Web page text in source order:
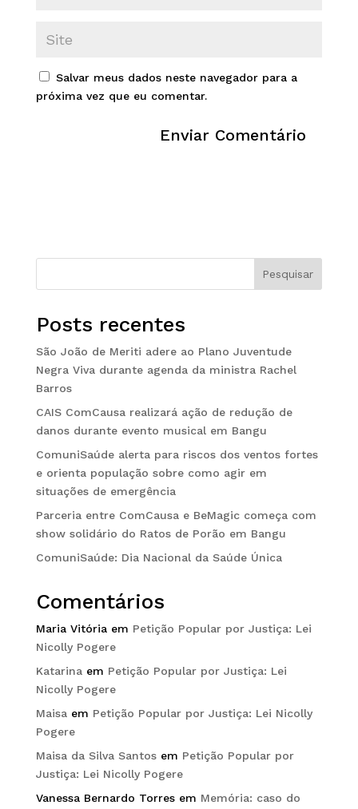
Salvar meus dados neste navegador para a
próxima vez que eu comentar.
Pesquisar
Posts recentes
São João de Meriti adere ao Plano Juventude
Negra Viva durante agenda da ministra Rachel
Barros
CAIS ComCausa realizará ação de redução de
danos durante evento musical em Bangu
ComuniSaúde alerta para riscos dos ventos fortes
e orienta população sobre como agir em
situações de emergência
Parceria entre ComCausa e BeMagic começa com
show solidário do Ratos de Porão em Bangu
ComuniSaúde: Dia Nacional da Saúde Única
Comentários
Maria Vitóriaem Petição Popular por Justiça: Lei
Nicolly Pogere
Katarinaem Petição Popular por Justiça: Lei
Nicolly Pogere
Maisaem Petição Popular por Justiça: Lei Nicolly
Pogere
Maisa da Silva Santosem Petição Popular por
Justiça: Lei Nicolly Pogere
Vanessa Bernardo Torresem Memória: caso do